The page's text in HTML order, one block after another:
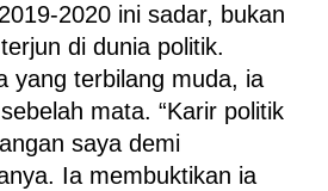
2020 ini sadar, bukan
di dunia politik.
yang terbilang muda, ia
mata. “Karir politik
saya demi
Ia membuktikan ia